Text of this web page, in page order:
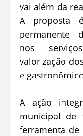
vai além da
A proposta
permanente
nos
valorização
e
A ação
municipal de
ferramenta de